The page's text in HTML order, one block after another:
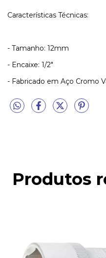
Características Técnicas:
- Tamanho: 12mm
- Encaixe: 1/2"
- Fabricado em Aço Cromo
Produtos